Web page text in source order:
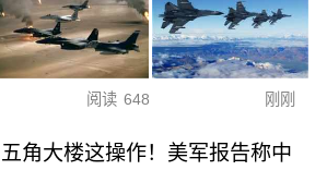
阅读 648 刚刚
五角大楼这操作！美军报告称中